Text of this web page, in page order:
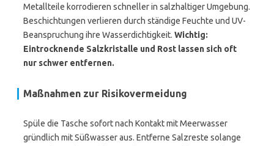
Metallteile korrodieren schneller in salzhaltiger Umgebung.
Beschichtungen verlieren durch ständige Feuchte und UV-
Beanspruchung ihre Wasserdichtigkeit. Wichtig:
Eintrocknende Salzkristalle und Rost lassen sich oft
nur schwer entfernen.
Maßnahmen zur Risikovermeidung
Spüle die Tasche sofort nach Kontakt mit Meerwasser
gründlich mit Süßwasser aus. Entferne Salzreste solange